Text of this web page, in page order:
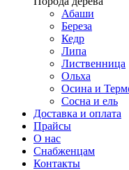
Абаши
Береза
Кедр
Липа
Лиственница
Ольха
Осина и
Сосна и ель
Доставка и оплата
Прайсы
О нас
Снабженцам
Контакты